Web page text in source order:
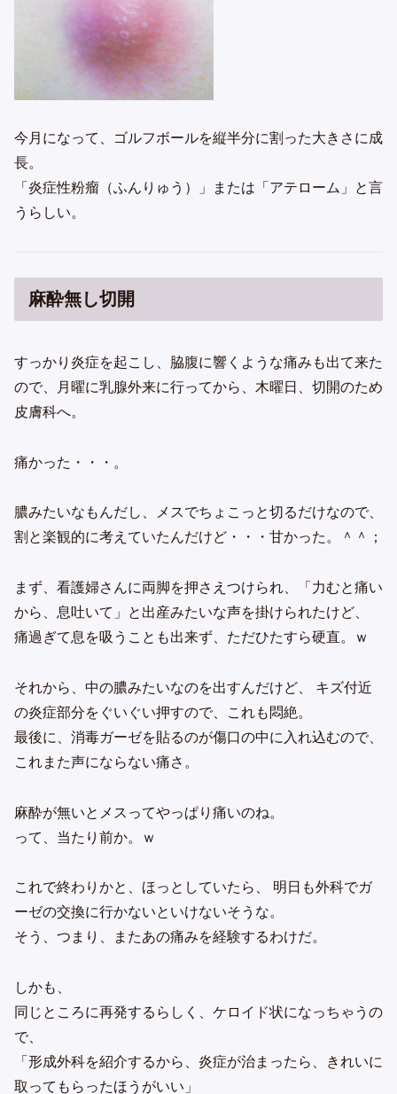
今月になって、ゴルフボールを縦半分に割った大きさに成
長。
「炎症性粉瘤（ふんりゅう）」または「アテローム」と言
うらしい。
麻酔無し切開
すっかり炎症を起こし、脇腹に響くような痛みも出て来た
ので、月曜に乳腺外来に行ってから、木曜日、切開のため
皮膚科へ。
痛かった・・・。
膿みたいなもんだし、メスでちょこっと切るだけなので、
割と楽観的に考えていたんだけど・・・甘かった。＾＾；
まず、看護婦さんに両脚を押さえつけられ、「力むと痛い
から、息吐いて」と出産みたいな声を掛けられたけど、
痛過ぎて息を吸うことも出来ず、ただひたすら硬直。ｗ
それから、中の膿みたいなのを出すんだけど、 キズ付近
の炎症部分をぐいぐい押すので、これも悶絶。
最後に、消毒ガーゼを貼るのが傷口の中に入れ込むので、
これまた声にならない痛さ。
麻酔が無いとメスってやっぱり痛いのね。
って、当たり前か。ｗ
これで終わりかと、ほっとしていたら、 明日も外科でガ
ーゼの交換に行かないといけないそうな。
そう、つまり、またあの痛みを経験するわけだ。
しかも、
同じところに再発するらしく、ケロイド状になっちゃうの
で、
「形成外科を紹介するから、炎症が治まったら、きれいに
取ってもらったほうがいい」